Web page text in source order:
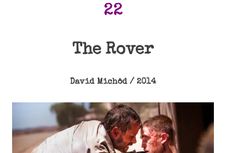
22
The Rover
David Michôd / 2014